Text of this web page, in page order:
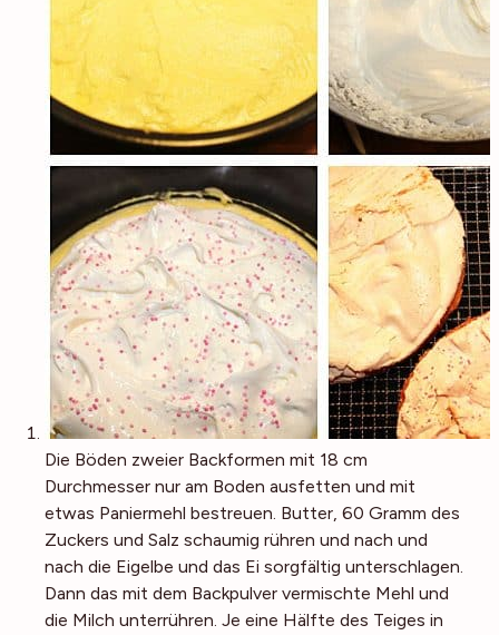
Die Böden zweier Backformen mit 18 cm
Durchmesser nur am Boden ausfetten und mit
etwas Paniermehl bestreuen. Butter, 60 Gramm des
Zuckers und Salz schaumig rühren und nach und
nach die Eigelbe und das Ei sorgfältig unterschlagen.
Dann das mit dem Backpulver vermischte Mehl und
die Milch unterrühren. Je eine Hälfte des Teiges in